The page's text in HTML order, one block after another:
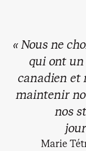
« Nous ne
qui ont
canadien et
maintenir
nos
Marie